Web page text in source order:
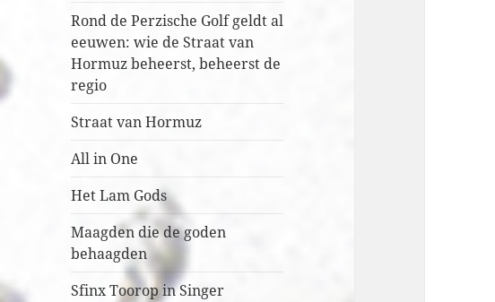
Rond de Perzische Golf geldt al
eeuwen: wie de Straat van
Hormuz beheerst, beheerst de
regio
Straat van Hormuz
All in One
Het Lam Gods
Maagden die de goden
behaagden
Sfinx Toorop in Singer